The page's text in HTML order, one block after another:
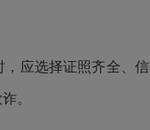
选择证照齐全、信
。